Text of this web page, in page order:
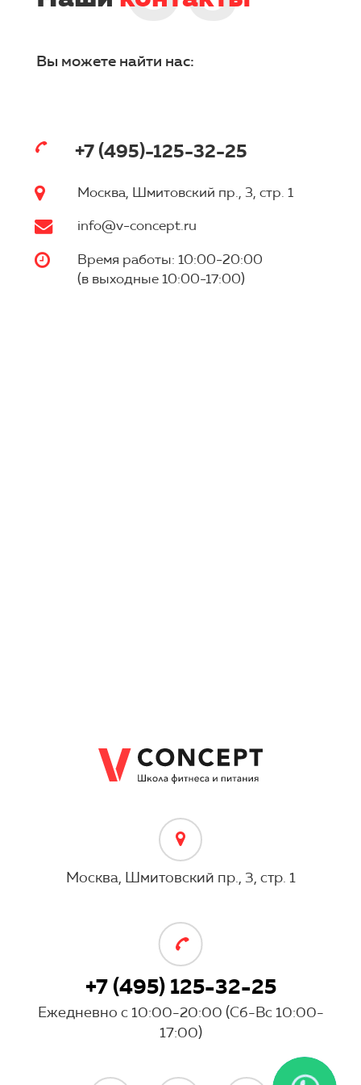
Вы можете найти нас:
+7 (495)-125-32-25
Москва, Шмитовский пр., 3, стр. 1
info@v-concept.ru
Время работы: 10:00-20:00
(в выходные 10:00-17:00)
Москва, Шмитовский пр., 3, стр. 1
+7 (495) 125-32-25
Ежедневно с 10:00-20:00 (Сб-Вс 10:00-
17:00)